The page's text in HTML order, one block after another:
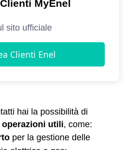
hai la possibilità di
operazioni utili, come:
per la gestione delle